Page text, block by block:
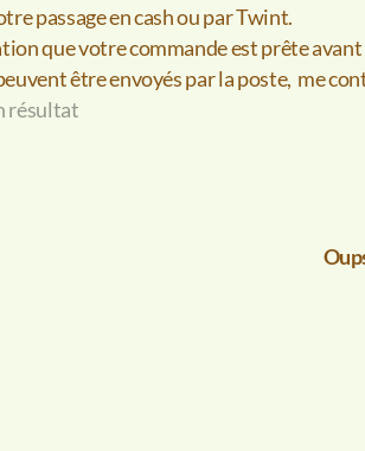
passage en cash ou par Twint.
que votre commande est prête avant
être envoyés par la poste, me
résultat